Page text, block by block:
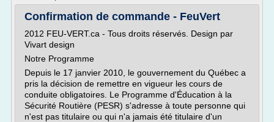
Confirmation de commande - FeuVert
2012 FEU-VERT.ca - Tous droits réservés. Design par
Vivart design
Notre Programme
Depuis le 17 janvier 2010, le gouvernement du Québec a
pris la décision de remettre en vigueur les cours de
conduite obligatoires. Le Programme d'Éducation à la
Sécurité Routière (PESR) s'adresse à toute personne qui
n'est pas titulaire ou qui n'a jamais été titulaire d'un